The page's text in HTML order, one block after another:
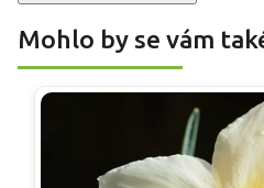
Mohlo by se vám